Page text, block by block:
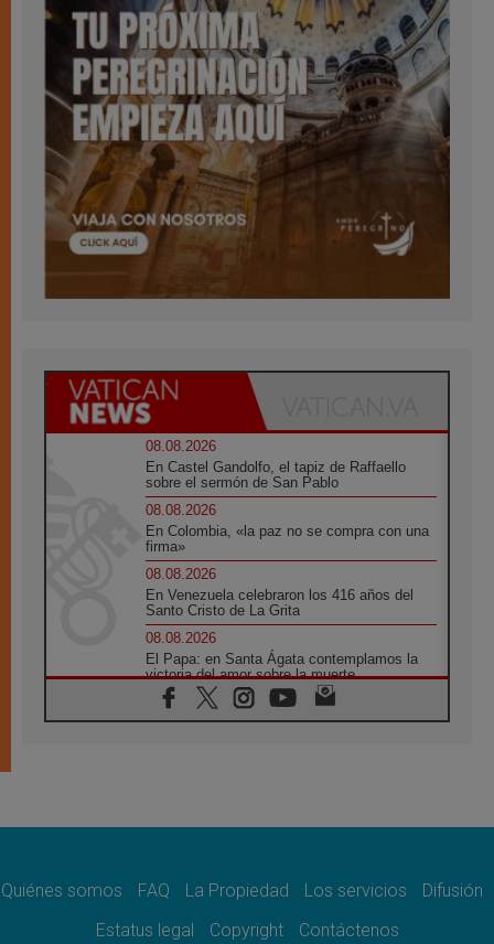
08.08.2026
En Castel Gandolfo, el tapiz de Raffaello
sobre el sermón de San Pablo
08.08.2026
En Colombia, «la paz no se compra con una
firma»
08.08.2026
En Venezuela celebraron los 416 años del
Santo Cristo de La Grita
08.08.2026
El Papa: en Santa Ágata contemplamos la
victoria del amor sobre la muerte
08.08.2026
León XIV visitará el Santuario de la Madre
07.08.2026
07.08.2026
el compromiso del cristiano"
Quiénes somos FAQ La Propiedad Los servicios
Difusión
Estatus legal
Copyright Contáctenos